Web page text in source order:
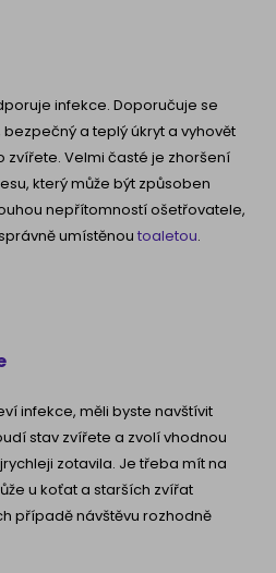
infekce. Doporučuje se
a teplý úkryt a vyhovět
Velmi časté je zhoršení
který může být způsoben
nepřítomností ošetřovatele,
umístěnou toaletou.
infekce, měli byste navštívit
stav zvířete a zvolí vhodnou
zotavila. Je třeba mít na
u koťat a starších zvířat
případě návštěvu rozhodně